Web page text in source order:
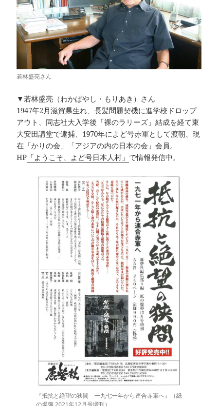
若林盛亮さん
▼若林盛亮（わかばやし・もりあき）さん
1947年2月滋賀県生れ、長髪問題契機に進学校ドロップ
アウト、同志社大入学後「裸のラリーズ」結成を経て東
大安田講堂で逮捕、1970年によど号赤軍として渡朝、現
在「かりの会」「アジアの内の日本の会」会員。
HP 「ようこそ、よど号日本人村」 で情報発信中。
『抵抗と絶望の狭間 一九七一年から連合赤軍へ』（紙
の爆弾 2021年12月号増刊）